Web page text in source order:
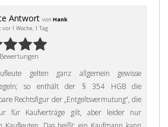
Antwort von Hank
1 Woche, 1 Tag
gelten ganz allgemein gewisse
so enthält der § 354 HGB die
Rechtsfigur der „Entgeltsvermutung“, die
für Kaufverträge gilt, aber leider nur